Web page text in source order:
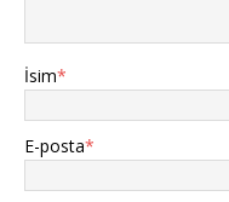
İsim*
E-posta*